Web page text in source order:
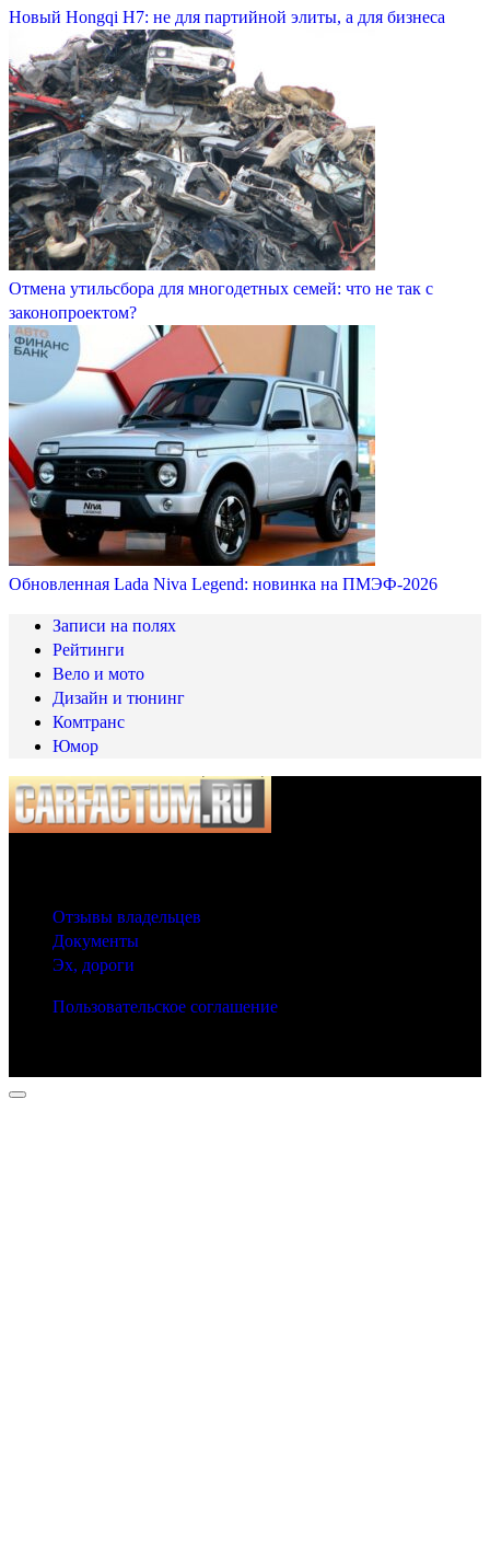
Новый Hongqi H7: не для партийной элиты, а для бизнеса
Отмена утильсбора для многодетных семей: что не так с
законопроектом?
Обновленная Lada Niva Legend: новинка на ПМЭФ-2026
Записи на полях
Рейтинги
Вело и мото
Дизайн и тюнинг
Комтранс
Юмор
Отзывы владельцев
Документы
Эх, дороги
Пользовательское соглашение